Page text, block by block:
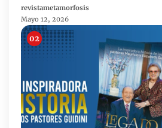
revistametamorfosis
Mayo 12, 2026